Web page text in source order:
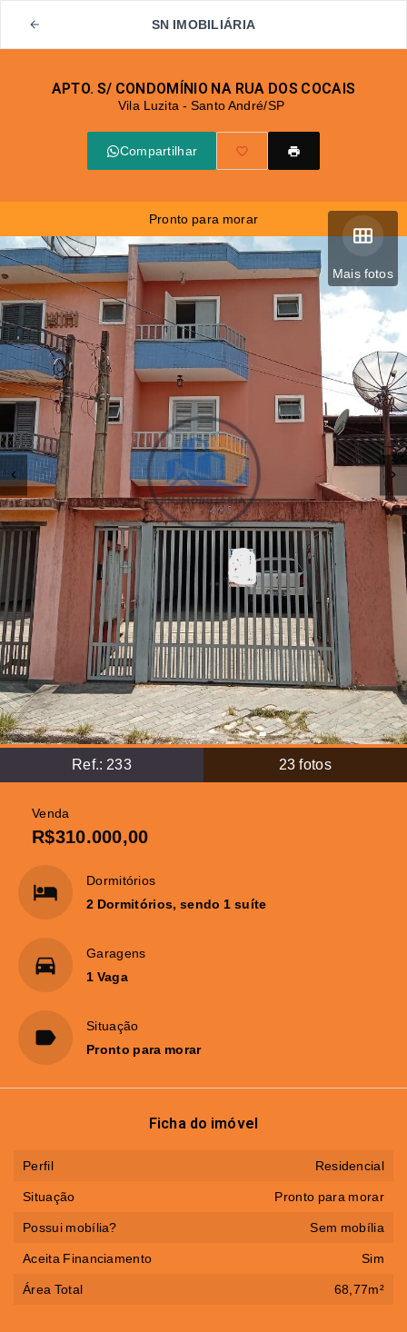
SN IMOBILIÁRIA
APTO. S/ CONDOMÍNIO NA RUA DOS COCAIS
Vila Luzita - Santo André/SP
Compartilhar
Mais fotos
Ref.: 233 23 fotos
Pronto para morar
Venda
R$310.000,00
Dormitórios
2 Dormitórios, sendo 1 suíte
Garagens
1 Vaga
Situação
Pronto para morar
Ficha do imóvel
Perfil Residencial
Situação Pronto para morar
Possui mobília? Sem mobília
Aceita Financiamento Sim
Área Total 68,77m²